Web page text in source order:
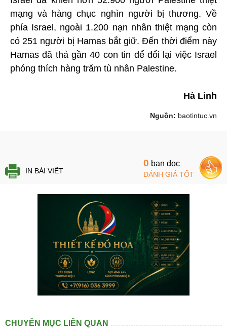
mạng và hàng chục nghìn người bị thương. Về
phía Israel, ngoài 1.200 nạn nhân thiệt mạng còn
có 251 người bị Hamas bắt giữ. Đến thời điểm này
Hamas đã thả gần 40 con tin để đổi lại việc Israel
phóng thích hàng trăm tù nhân Palestine.
Hà Linh
Nguồn: baotintuc.vn
IN BÀI VIẾT
0 bạn đọc
ĐÁNH GIÁ TỐT
CHUYÊN MỤC LIÊN QUAN